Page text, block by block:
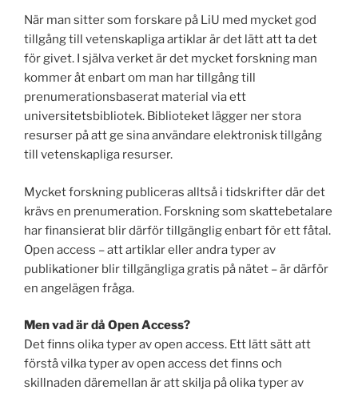
När man sitter som forskare på LiU med mycket god
tillgång till vetenskapliga artiklar är det lätt att ta det
för givet. I själva verket är det mycket forskning man
kommer åt enbart om man har tillgång till
prenumerationsbaserat material via ett
universitetsbibliotek. Biblioteket lägger ner stora
resurser på att ge sina användare elektronisk tillgång
till vetenskapliga resurser.
Mycket forskning publiceras alltså i tidskrifter där det
krävs en prenumeration. Forskning som skattebetalare
har finansierat blir därför tillgänglig enbart för ett fåtal.
Open access – att artiklar eller andra typer av
publikationer blir tillgängliga gratis på nätet – är därför
en angelägen fråga.
Men vad är då Open Access?
Det finns olika typer av open access. Ett lätt sätt att
förstå vilka typer av open access det finns och
skillnaden däremellan är att skilja på olika typer av